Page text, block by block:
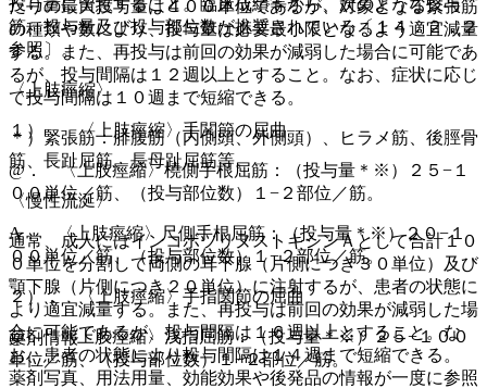
筋、投与量及び投与部位数が推奨されている〔１４．２．２
参照〕。
〈上肢痙縮〉
１）． 〈上肢痙縮〉手関節の屈曲
@． 〈上肢痙縮〉橈側手根屈筋：（投与量＊※）２５−１
００単位／筋、（投与部位数）１−２部位／筋。
A． 〈上肢痙縮〉尺側手根屈筋：（投与量＊※）２０−１
００単位／筋、（投与部位数）１−２部位／筋。
２）． 〈上肢痙縮〉手指関節の屈曲
@． 〈上肢痙縮〉浅指屈筋：（投与量＊※）２５−１００
単位／筋、（投与部位数）１−２部位／筋。
たりの最大投与量は４００単位であるが、対象となる緊張筋
の種類や数により、投与量は必要最小限となるよう適宜減量
する。また、再投与は前回の効果が減弱した場合に可能であ
るが、投与間隔は１２週以上とすること。なお、症状に応じ
て投与間隔は１０週まで短縮できる。
＊）緊張筋：腓腹筋（内側頭、外側頭）、ヒラメ筋、後脛骨
筋、長趾屈筋、長母趾屈筋等。
〈慢性流涎〉
通常、成人にはインコボツリヌストキシンＡとして合計１０
０単位を分割して両側の耳下腺（片側につき３０単位）及び
顎下腺（片側につき２０単位）に注射するが、患者の状態に
より適宜減量する。また、再投与は前回の効果が減弱した場
合に可能であるが、投与間隔は１６週以上とすること。な
お、患者の状態により投与間隔は１４週まで短縮できる。
薬剤情報
薬剤写真、用法用量、効能効果や後発品の情報が一度に参照